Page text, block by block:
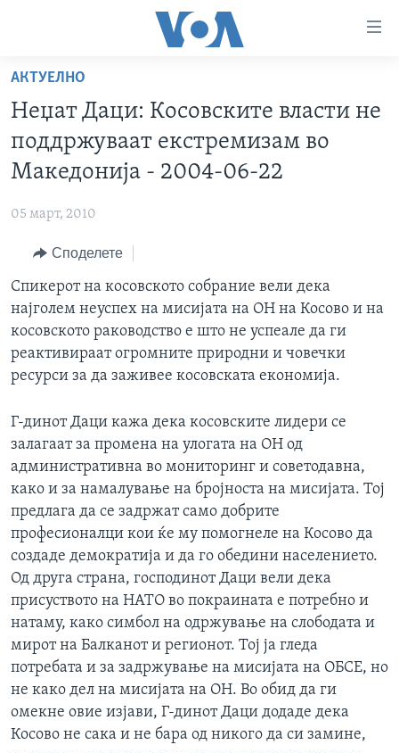
пристапност
Премини
на
главната
содржина
до
навигација
Пребарувај
РУБРИКИ
СВЕТ
ЕКОНОМИЈА
ПОЛИТИКА
НАУКА
УМЕТНОСТ И ЗАБАВА
ИНТЕРВЈУА
ФОТОГАЛЕРИИ
АРХИВИРАНА ПРОГРАМА
NEWSFLASH - АРХИВА
ВЕСТИ ОД САД ВО МИНУТА - АРХИВА
ИЗБОРИ ВО САД 2020 - АРХИВА
ЗА НАС
Learning English
НАКУСО...
Јазици
АКТУЕЛНО
Неџат Даци: Косовските власти не
поддржуваат екстремизам во
Македонија - 2004-06-22
05 март, 2010
Споделете
Спикерот на косовското собрание вели дека
најголем неуспех на мисијата на ОН на Косово и на
косовското раководство е што не успеале да ги
реактивираат огромните природни и човечки
ресурси за да заживее косовската економија.
Г-динот Даци кажа дека косовските лидери се
залагаат за промена на улогата на ОН од
административна во мониторинг и советодавна,
како и за намалување на бројноста на мисијата. Тој
предлага да се задржат само добрите
професионалци кои ќе му помогнеле на Косово да
создаде демократија и да го обедини населението.
Од друга страна, господинот Даци вели дека
присуството на НАТО во покраината е потребно и
натаму, како симбол на одржување на слободата и
мирот на Балканот и регионот. Тој ја гледа
потребата и за задржување на мисијата на ОБСЕ, но
не како дел на мисијата на ОН. Во обид да ги
омекне овие изјави, Г-динот Даци додаде дека
Косово не сака и не бара од никого да си замине,